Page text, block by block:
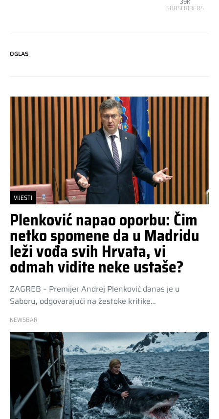
SUBSCRIBERS
OGLAS
VIJESTI
Plenković napao oporbu: Čim
netko spomene da u Madridu
leži vođa svih Hrvata, vi
odmah vidite neke ustaše?
ZAGREB – Premijer Andrej Plenković danas je u
Saboru, odgovarajući na žestoke kritike…
NEWSBAR